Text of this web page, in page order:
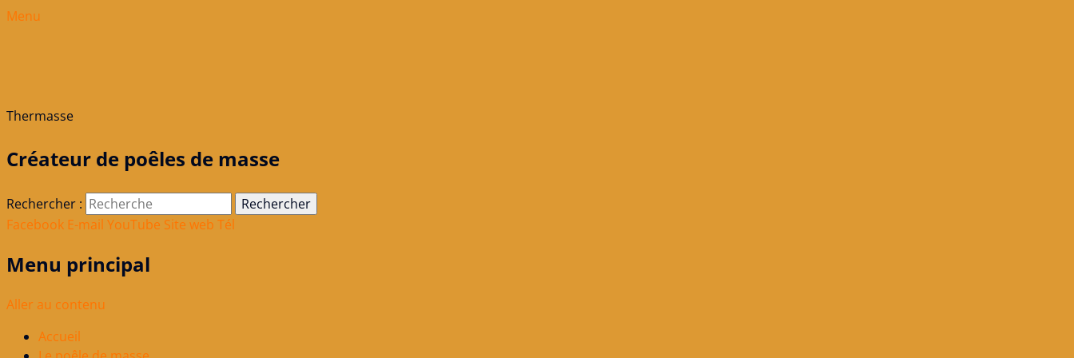
Menu
Thermasse
Créateur de poêles de masse
Rechercher :
Facebook E-mail YouTube Site web Tél
Menu principal
Aller au contenu
Accueil